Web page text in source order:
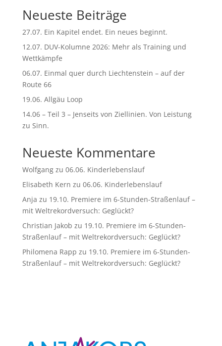
Neueste Beiträge
27.07. Ein Kapitel endet. Ein neues beginnt.
12.07. DUV-Kolumne 2026: Mehr als Training und
Wettkämpfe
06.07. Einmal quer durch Liechtenstein – auf der
Route 66
19.06. Allgäu Loop
14.06 – Teil 3 – Jenseits von Ziellinien. Von Leistung
zu Sinn.
Neueste Kommentare
Wolfgangzu 06.06. Kinderlebenslauf
Elisabeth Kern zu 06.06. Kinderlebenslauf
Anja zu 19.10. Premiere im 6-Stunden-Straßenlauf –
mit Weltrekordversuch: Geglückt?
Christian Jakob zu 19.10. Premiere im 6-Stunden-
Straßenlauf – mit Weltrekordversuch: Geglückt?
Philomena Rapp zu 19.10. Premiere im 6-Stunden-
Straßenlauf – mit Weltrekordversuch: Geglückt?